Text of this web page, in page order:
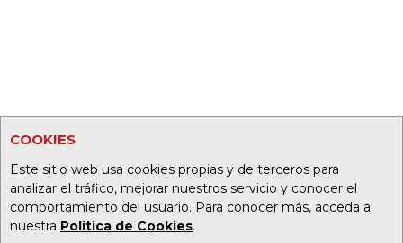
COOKIES
Este sitio web usa cookies propias y de terceros para
analizar el tráfico, mejorar nuestros servicio y conocer el
comportamiento del usuario. Para conocer más, acceda a
nuestra Política de Cookies.